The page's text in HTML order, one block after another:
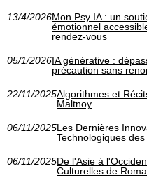
13/4/2026Mon Psy IA : un
émotionnel
rendez-vous
05/1/2026IA générative :
précaution sans
22/11/2025Algorithmes et
Maltnoy
06/11/2025Les Dernières
Technologiques
06/11/2025De l'Asie à
Culturelles de